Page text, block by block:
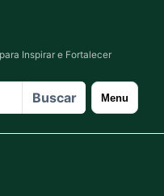
Inspirar e Fortalecer
Buscar Menu